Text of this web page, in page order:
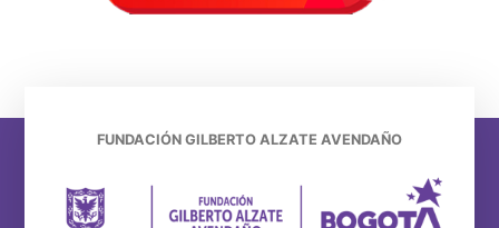
FUNDACIÓN GILBERTO ALZATE AVENDAÑO